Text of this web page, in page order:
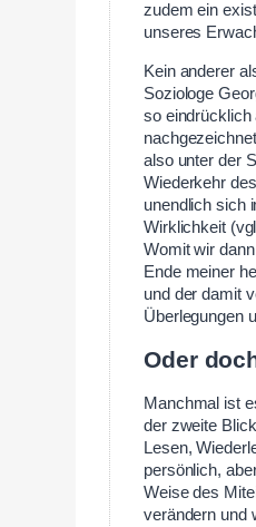
zudem ein
unseres
Kein anderer
Soziologe
so eindrücklich
also unter der
Wiederkehr
unendlich sich
Wirklichkeit
Womit wir
Ende meiner
und der damit
Überlegungen
Oder
Manchmal ist
der zweite
Lesen,
persönlich,
Weise des
verändern und